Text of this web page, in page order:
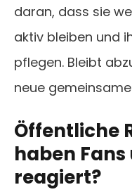
daran, dass sie
aktiv bleiben und
pflegen. Bleibt
neue
Öffentliche
haben
reagiert?